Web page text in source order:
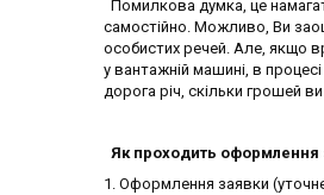
Помилкова думка, це
самостійно. Можливо, Ви
особистих речей. Але, якщо
у вантажній машині, в
дорога річ, скільки грошей
Як проходить оформлення
1. Оформлення заявки